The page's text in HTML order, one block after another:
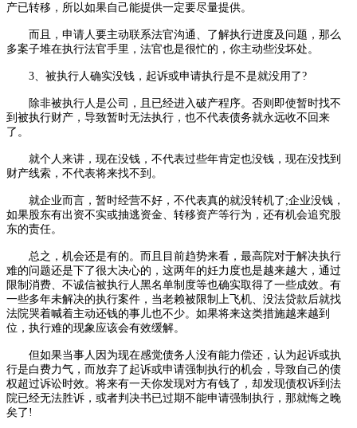
产已转移，所以如果自己能提供一定要尽量提供。
而且，申请人要主动联系法官沟通、了解执行进度及问题，那么
多案子堆在执行法官手里，法官也是很忙的，你主动些没坏处。
3、被执行人确实没钱，起诉或申请执行是不是就没用了?
除非被执行人是公司，且已经进入破产程序。否则即使暂时找不
到被执行财产，导致暂时无法执行，也不代表债务就永远收不回来
了。
就个人来讲，现在没钱，不代表过些年肯定也没钱，现在没找到
财产线索，不代表将来找不到。
就企业而言，暂时经营不好，不代表真的就没转机了;企业没钱，
如果股东有出资不实或抽逃资金、转移资产等行为，还有机会追究股
东的责任。
总之，机会还是有的。而且目前趋势来看，最高院对于解决执行
难的问题还是下了很大决心的，这两年的妊力度也是越来越大，通过
限制消费、不诚信被执行人黑名单制度等也确实取得了一些成效。有
一些多年未解决的执行案件，当老赖被限制上飞机、没法贷款后就找
法院哭着喊着主动还钱的事儿也不少。如果将来这类措施越来越到
位，执行难的现象应该会有效缓解。
但如果当事人因为现在感觉债务人没有能力偿还，认为起诉或执
行是白费力气，而放弃了起诉或申请强制执行的机会，导致自己的债
权超过诉讼时效。将来有一天你发现对方有钱了，却发现债权诉到法
院已经无法胜诉，或者判决书已过期不能申请强制执行，那就悔之晚
矣了!